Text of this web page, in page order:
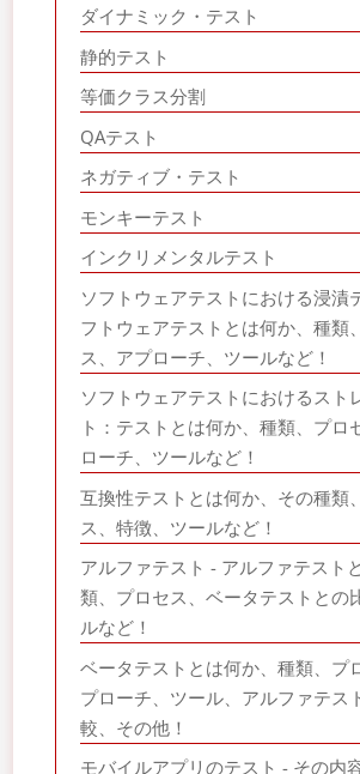
ダイナミック・テスト
静的テスト
等価クラス分割
QAテスト
ネガティブ・テスト
モンキーテスト
インクリメンタルテスト
ソフトウェアテストにおける浸漬
フトウェアテストとは何か、種類
ス、アプローチ、ツールなど！
ソフトウェアテストにおけるスト
ト：テストとは何か、種類、プロ
ローチ、ツールなど！
互換性テストとは何か、その種類
ス、特徴、ツールなど！
アルファテスト - アルファテスト
類、プロセス、ベータテストとの
ルなど！
ベータテストとは何か、種類、プ
プローチ、ツール、アルファテス
較、その他！
モバイルアプリのテスト - その内